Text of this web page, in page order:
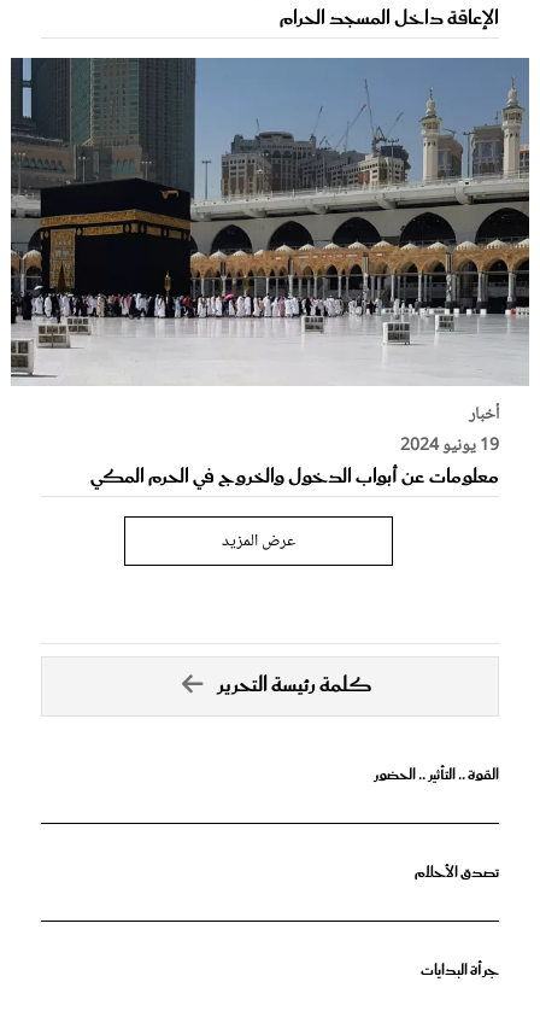
الإعاقة داخل المسجد الحرام
أخبار
19 يونيو 2024
معلومات عن أبواب الدخول والخروج في الحرم المكي
عرض المزيد
كلمة رئيسة التحرير
القوة .. التأثير .. الحضور
تصدق الأحلام
جرأة البدايات